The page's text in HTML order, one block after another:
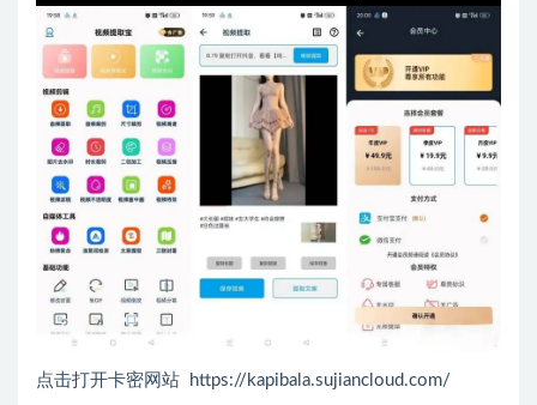
点击打开卡密网站 https://kapibala.sujiancloud.com/